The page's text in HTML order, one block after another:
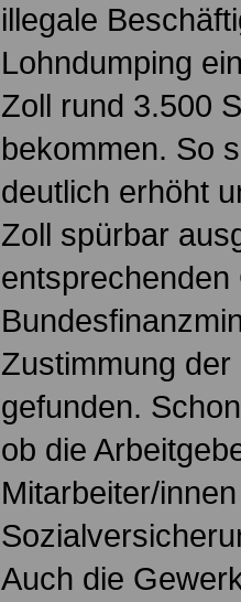
illegale
Lohndumping
Zoll rund 3.500
bekommen. So
deutlich erhöht
Zoll spürbar
Zustimmung
gefunden.
ob die
Mitarbeiter/
Auch die